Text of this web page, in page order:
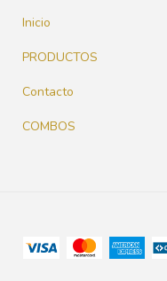
Inicio
PRODUCTOS
Contacto
COMBOS